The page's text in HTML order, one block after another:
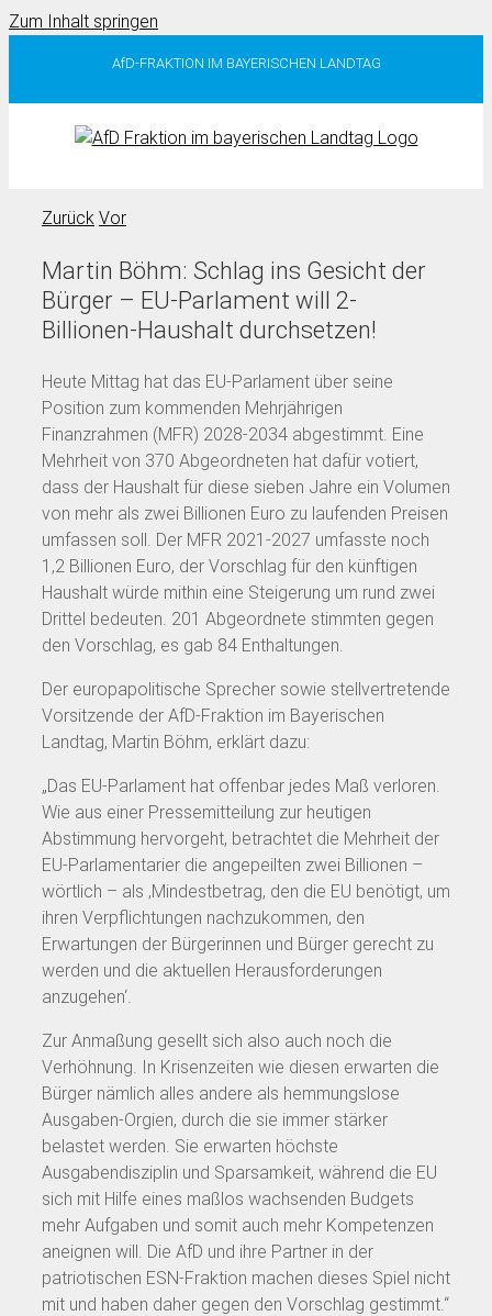
Zum Inhalt springen
AfD-FRAKTION IM BAYERISCHEN LANDTAG
Zurück Vor
Martin Böhm: Schlag ins Gesicht der
Bürger – EU-Parlament will 2-
Billionen-Haushalt durchsetzen!
Heute Mittag hat das EU-Parlament über seine
Position zum kommenden Mehrjährigen
Finanzrahmen (MFR) 2028-2034 abgestimmt. Eine
Mehrheit von 370 Abgeordneten hat dafür votiert,
dass der Haushalt für diese sieben Jahre ein Volumen
von mehr als zwei Billionen Euro zu laufenden Preisen
umfassen soll. Der MFR 2021-2027 umfasste noch
1,2 Billionen Euro, der Vorschlag für den künftigen
Haushalt würde mithin eine Steigerung um rund zwei
Drittel bedeuten. 201 Abgeordnete stimmten gegen
den Vorschlag, es gab 84 Enthaltungen.
Der europapolitische Sprecher sowie stellvertretende
Vorsitzende der AfD-Fraktion im Bayerischen
Landtag, Martin Böhm, erklärt dazu:
„Das EU-Parlament hat offenbar jedes Maß verloren.
Wie aus einer Pressemitteilung zur heutigen
Abstimmung hervorgeht, betrachtet die Mehrheit der
EU-Parlamentarier die angepeilten zwei Billionen –
wörtlich – als ‚Mindestbetrag, den die EU benötigt, um
ihren Verpflichtungen nachzukommen, den
Erwartungen der Bürgerinnen und Bürger gerecht zu
werden und die aktuellen Herausforderungen
anzugehen‘.
Zur Anmaßung gesellt sich also auch noch die
Verhöhnung. In Krisenzeiten wie diesen erwarten die
Bürger nämlich alles andere als hemmungslose
Ausgaben-Orgien, durch die sie immer stärker
belastet werden. Sie erwarten höchste
Ausgabendisziplin und Sparsamkeit, während die EU
sich mit Hilfe eines maßlos wachsenden Budgets
mehr Aufgaben und somit auch mehr Kompetenzen
aneignen will. Die AfD und ihre Partner in der
patriotischen ESN-Fraktion machen dieses Spiel nicht
mit und haben daher gegen den Vorschlag gestimmt.“